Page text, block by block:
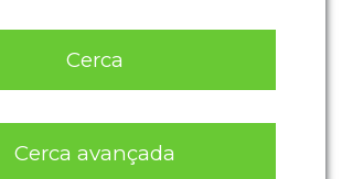
Cerca
Cerca avançada